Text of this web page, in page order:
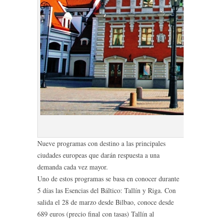
Nueve programas con destino a las principales
ciudades europeas que darán respuesta a una
demanda cada vez mayor.
Uno de estos programas se basa en conocer durante
5 días las Esencias del Báltico: Tallín y Riga. Con
salida el 28 de marzo desde Bilbao, conoce desde
689 euros (precio final con tasas) Tallín al